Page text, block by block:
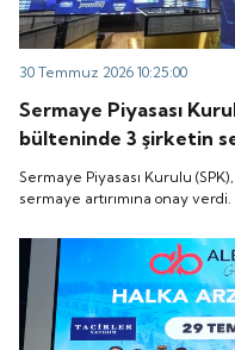
30 Temmuz 2026 10:25:00
Sermaye Piyasası
bülteninde 3 şirketin
Sermaye Piyasası Kurulu
sermaye artırımına onay verdi.